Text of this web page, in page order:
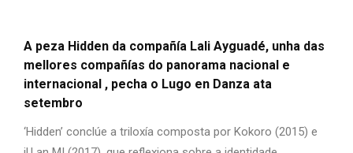
A peza Hidden da compañía Lali Ayguadé, unha das
mellores compañías do panorama nacional e
internacional , pecha o Lugo en Danza ata
setembro
‘Hidden’ conclúe a triloxía composta por Kokoro (2015) e